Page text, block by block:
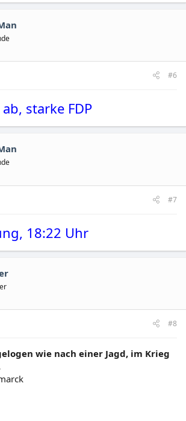
#6
starke FDP
#7
18:22 Uhr
#8
wie nach einer Jagd, im Krieg